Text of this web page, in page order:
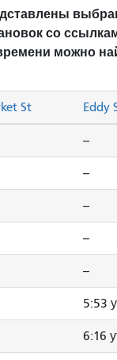
со
можно
St Eddy
--
--
--
--
--
5:53
6:16